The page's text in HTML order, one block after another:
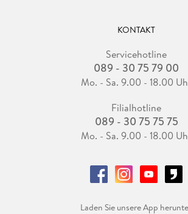
KONTAKT
Servicehotline
089 - 30 75 79 00
Mo. - Sa. 9.00 - 18.00
Filialhotline
089 - 30 75 75 75
Mo. - Sa. 9.00 - 18.00
Laden Sie unsere App